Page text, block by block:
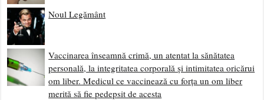
Noul Legământ
Vaccinarea înseamnă crimă, un atentat la sănătatea
personală, la integritatea corporală și intimitatea oricărui
om liber. Medicul ce vaccinează cu forța un om liber
merită să fie pedepsit de acesta